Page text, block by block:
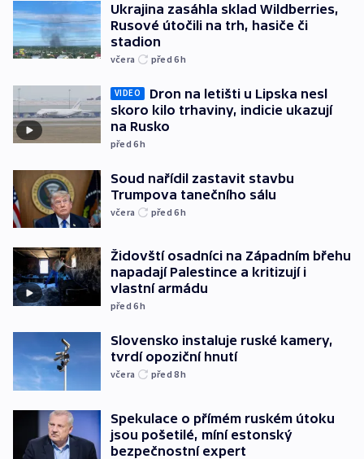
Ukrajina zasáhla sklad Wildberries,
Rusové útočili na trh, hasiče či
stadion
včera před 6h
VIDEO
Dron na letišti u Lipska nesl
skoro kilo trhaviny, indicie ukazují
na Rusko
před 6h
Soud nařídil zastavit stavbu
Trumpova tanečního sálu
včera před 6h
Židovští osadníci na Západním břehu
napadají Palestince a kritizují i
vlastní armádu
před 6h
Slovensko instaluje ruské kamery,
tvrdí opoziční hnutí
včera před 8h
Spekulace o přímém ruském útoku
jsou pošetilé, míní estonský
bezpečnostní expert